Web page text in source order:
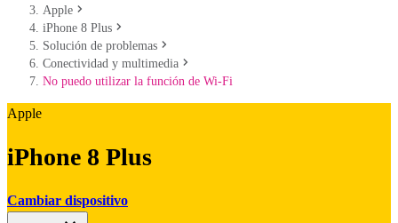
Apple
iPhone 8 Plus
Solución de problemas
Conectividad y multimedia
No puedo utilizar la función de Wi-Fi
Apple
iPhone 8 Plus
Cambiar dispositivo